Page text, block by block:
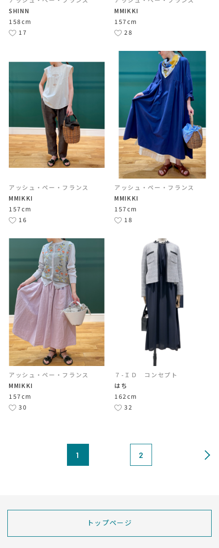
SHINN
158cm
17
MMIKKI
157cm
28
アッシュ・ペー・フランス
MMIKKI
157cm
16
アッシュ・ペー・フランス
MMIKKI
157cm
18
アッシュ・ペー・フランス
MMIKKI
157cm
30
７-ＩＤ コンセプト
はち
162cm
32
1 2
トップページ